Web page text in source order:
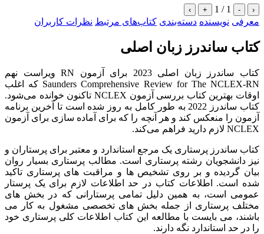
‹
-
1 / 1
+
›
معرفی نویسنده دسته‌بندی کتاب‌های مرتبط نظرات کاربران
کتاب ساندرز زبان اصلی
کتاب ساندرز زبان اصلی 2023 برای آزمون RN ویراست نهم
Saunders Comprehensive Review for The NCLEX-RN که اغلب
اوقات بهترین کتاب بررسی آزمون NCLEX تاکنون خوانده می‌شود.
کتاب ساندرز 2022 به طور کامل به روز شده است تا آخرین برنامه
آزمون را منعکس کند و هر آنچه را که برای آماده سازی برای آزمون
NCLEX لازم دارید فراهم می‌کند.
کتاب ساندرز پرستاری یک مرجع استاندارد و معتبر برای پرستاران و
نیز دانشجویان رشته پرستاری است. مطالب پرستاری بسیار روان
بیان گردیده و بر روی تشخیص ها و مراقبت های پرستاری تاکید
شده است. اطلاعات کتاب در حد اطلاعات لازم برای یک پرستار
عمومی است، به همین دلیل تمامی پرستارانی که در بخش های
مختلف پرستاری از جمله بخش های تخصصی مشغول به کار می
باشند، می بایست با مطالعه این کتاب اطلاعات کلی پرستاری خود
را در حد استاندارد نگه دارند.